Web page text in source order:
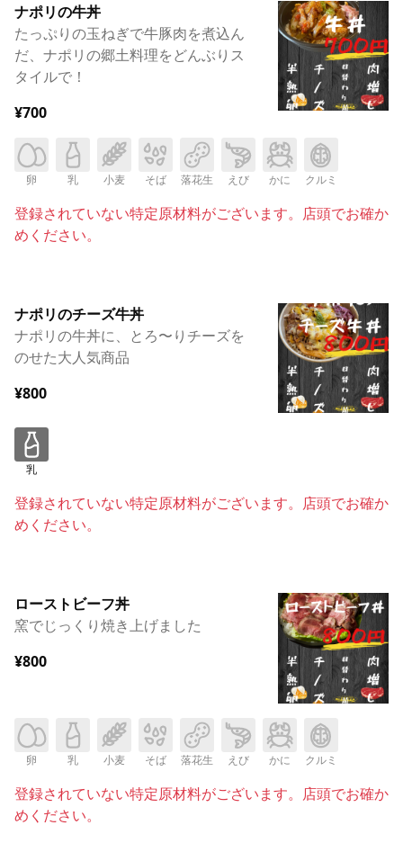
ナポリの牛丼
たっぷりの玉ねぎで牛豚肉を煮込ん
だ、ナポリの郷土料理をどんぶりス
タイルで！
¥700
卵 乳 小麦 そば 落花生 えび かに クルミ
登録されていない特定原材料がございます。店頭でお確か
めください。
ナポリのチーズ牛丼
ナポリの牛丼に、とろ〜りチーズを
のせた大人気商品
¥800
乳
登録されていない特定原材料がございます。店頭でお確か
めください。
ローストビーフ丼
窯でじっくり焼き上げました
¥800
卵 乳 小麦 そば 落花生 えび かに クルミ
登録されていない特定原材料がございます。店頭でお確か
めください。